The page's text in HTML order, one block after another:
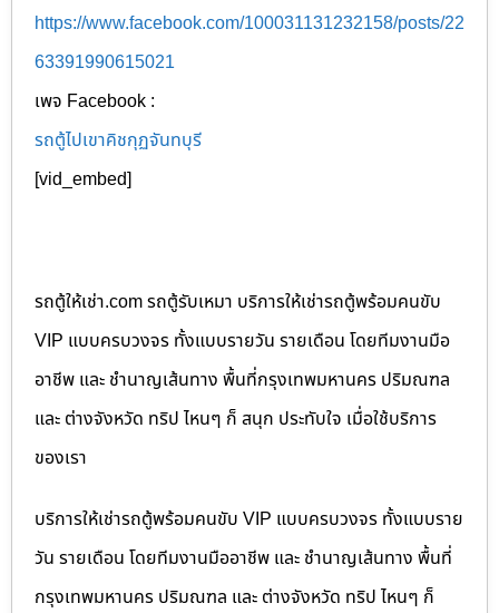
https://www.facebook.com/100031131232158/posts/22
63391990615021
เพจ Facebook :
รถตู้ไปเขาคิชกุฏจันทบุรี
[vid_embed]
รถตู้ให้เช่า.com รถตู้รับเหมา บริการให้เช่ารถตู้พร้อมคนขับ
VIP แบบครบวงจร ทั้งแบบรายวัน รายเดือน โดยทีมงานมือ
อาชีพ และ ชำนาญเส้นทาง พื้นที่กรุงเทพมหานคร ปริมณฑล
และ ต่างจังหวัด ทริป ไหนๆ ก็ สนุก ประทับใจ เมื่อใช้บริการ
ของเรา
บริการให้เช่ารถตู้พร้อมคนขับ VIP แบบครบวงจร ทั้งแบบราย
วัน รายเดือน โดยทีมงานมืออาชีพ และ ชำนาญเส้นทาง พื้นที่
กรุงเทพมหานคร ปริมณฑล และ ต่างจังหวัด ทริป ไหนๆ ก็